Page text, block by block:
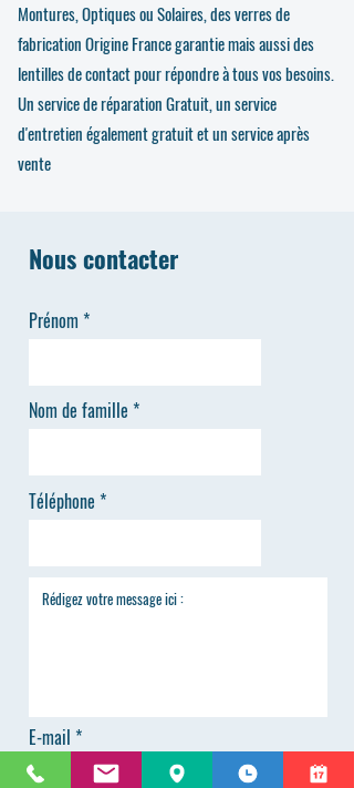
Montures, Optiques ou Solaires, des verres de
fabrication Origine France garantie mais aussi des
lentilles de contact pour répondre à tous vos besoins.
Un service de réparation Gratuit, un service
d'entretien également gratuit et un service après
vente
Nous contacter
Prénom
Nom de famille
Téléphone
E-mail